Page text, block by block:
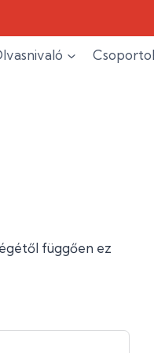
függően ez